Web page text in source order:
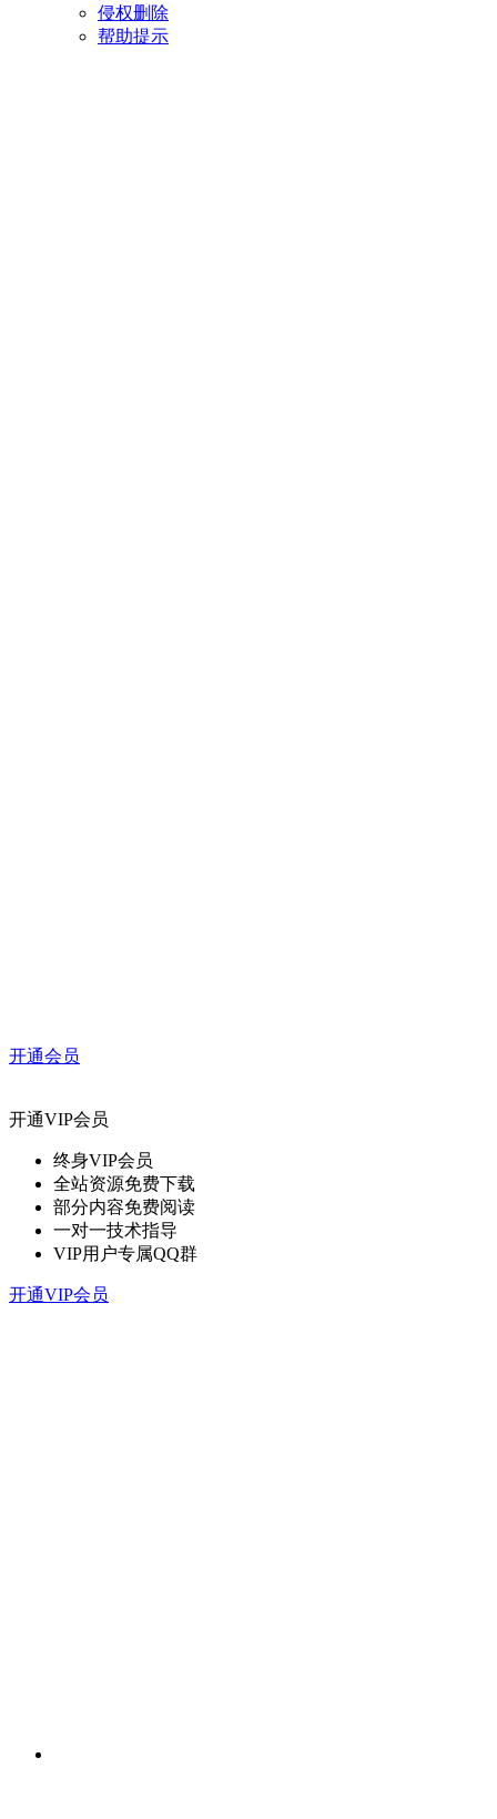
侵权删除
帮助提示
开通会员
开通VIP会员
终身VIP会员
全站资源免费下载
部分内容免费阅读
一对一技术指导
VIP用户专属QQ群
开通VIP会员